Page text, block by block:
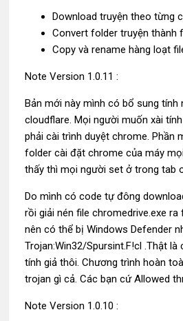
Download truyện theo từng
Convert folder truyện thành
Copy và rename hàng loạt
Note Version 1.0.11 :
Bản mới này mình có bổ sung tính
cloudflare. Mọi người muốn xài
phải cài trình duyệt chrome. Phần
folder cài đặt chrome của máy
thấy thì mọi người set ở trong tab
Do mình có code tự đông
rồi giải nén file chromedrive.exe
nên có thể bị Windows Defender
Trojan:Win32/Spursint.F!cl .Thật là
tính giả thôi. Chương trình hoàn
trojan gì cả. Các bạn cứ Allowed
Note Version 1.0.10 :